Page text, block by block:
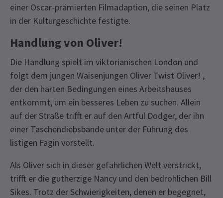
einer Oscar-prämierten Filmadaption, die seinen Platz
in der Kulturgeschichte festigte.
Handlung von Oliver!
Die Handlung spielt im viktorianischen London und
folgt dem jungen Waisenjungen Oliver Twist Oliver! ,
der den harten Bedingungen eines Arbeitshauses
entkommt, um ein besseres Leben zu suchen. Allein
auf der Straße trifft er auf den Artful Dodger, der ihn
einer Taschendiebsbande unter der Führung des
listigen Fagin vorstellt.
Als Oliver sich in dieser gefährlichen Welt verstrickt,
trifft er die gutherzige Nancy und den bedrohlichen Bill
Sikes. Trotz der Schwierigkeiten, denen er begegnet,